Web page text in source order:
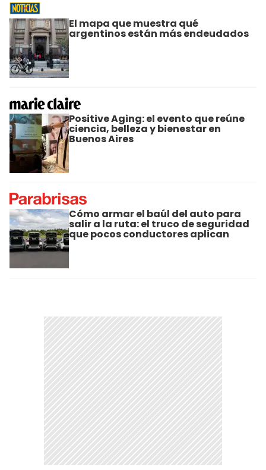
El mapa que muestra qué
argentinos están más endeudados
Positive Aging: el evento que reúne
ciencia, belleza y bienestar en
Buenos Aires
Cómo armar el baúl del auto para
salir a la ruta: el truco de seguridad
que pocos conductores aplican